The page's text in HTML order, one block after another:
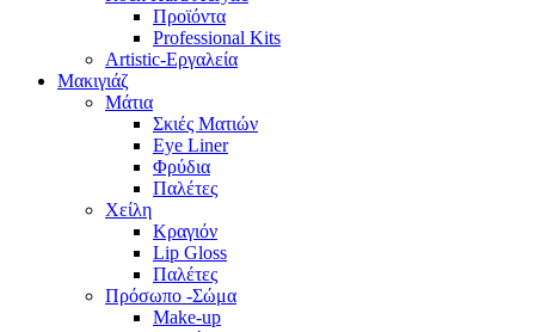
Προϊόντα
Professional Kits
Artistic-Εργαλεία
Μακιγιάζ
Μάτια
Σκιές Ματιών
Eye Liner
Φρύδια
Παλέτες
Χείλη
Κραγιόν
Lip Gloss
Παλέτες
Πρόσωπο -Σώμα
Make-up